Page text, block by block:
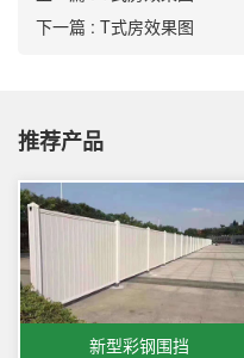
下一篇 : T式房效果图
推荐产品
新型彩钢围挡